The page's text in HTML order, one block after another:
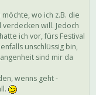
wo ich z.B. die
will. Jedoch
ich vor, fürs Festival
unschlüssig bin,
sind mir da
wenns geht -